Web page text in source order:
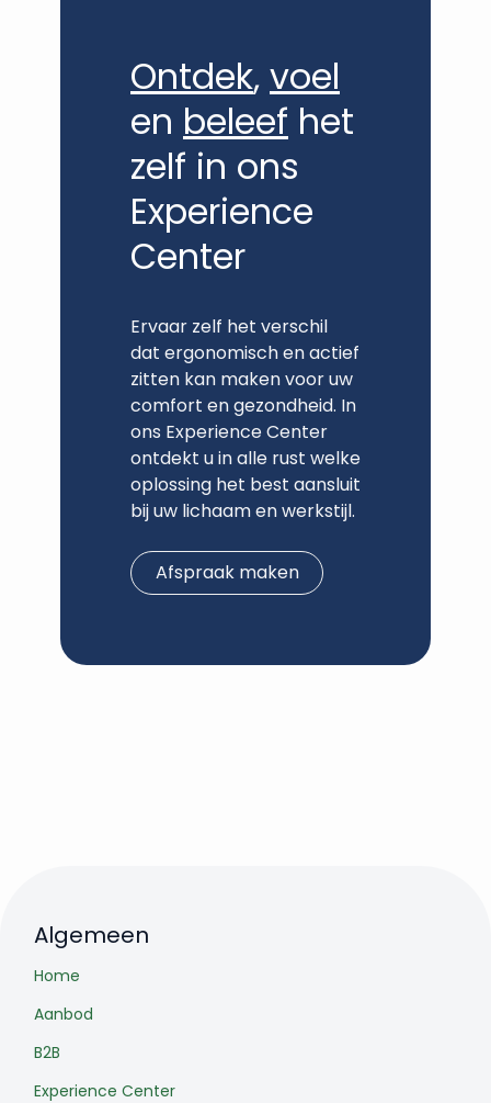
Ontdek, voel
en beleef het
zelf in ons
Experience
Center
Ervaar zelf het verschil
dat ergonomisch en actief
zitten kan maken voor uw
comfort en gezondheid. In
ons Experience Center
ontdekt u in alle rust welke
oplossing het best aansluit
bij uw lichaam en werkstijl.
Afspraak maken
Algemeen
Home
Aanbod
B2B
Experience Center